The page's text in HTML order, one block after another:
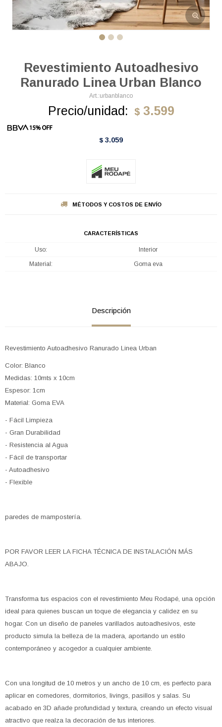
Revestimiento Autoadhesivo
Ranurado Linea Urban Blanco
urbanblanco
Precio/unidad: $ 3.599
$ 3.059
MÉTODOS Y COSTOS DE ENVÍO
CARACTERÍSTICAS
Uso Interior
Material Goma eva
Descripción
Revestimiento Autoadhesivo Ranurado Linea Urban
Color: Blanco
Medidas: 10mts x 10cm
Espesor: 1cm
Material: Goma EVA
- Fácil Limpieza
- Gran Durabilidad
- Resistencia al Agua
- Fácil de transportar
- Autoadhesivo
- Flexible
paredes de mampostería.
POR FAVOR LEER LA FICHA TÉCNICA DE INSTALACIÓN MÁS
ABAJO.
Transforma tus espacios con el revestimiento Meu Rodapé, una opción
ideal para quienes buscan un toque de elegancia y calidez en su
hogar. Con un diseño de paneles varillados autoadhesivos, este
producto simula la belleza de la madera, aportando un estilo
contemporáneo y acogedor a cualquier ambiente.
Con una longitud de 10 metros y un ancho de 10 cm, es perfecto para
aplicar en comedores, dormitorios, livings, pasillos y salas. Su
acabado en 3D añade profundidad y textura, creando un efecto visual
atractivo que realza la decoración de tus interiores.